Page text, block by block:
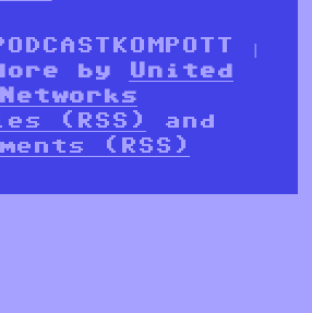
|
by
United
Networks
(RSS)
and
(RSS)